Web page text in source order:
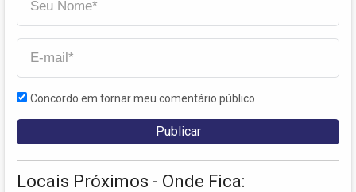
Concordo em tornar meu comentário público
Locais Próximos - Onde Fica: